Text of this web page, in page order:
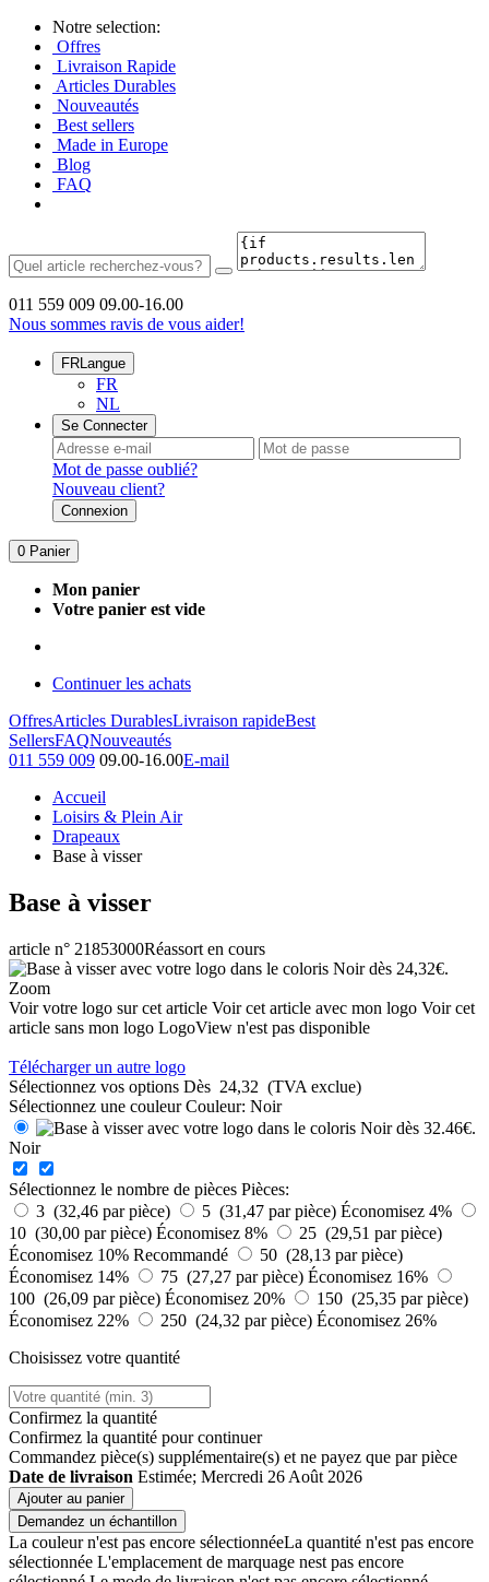
Notre selection:
Offres
Livraison Rapide
Articles Durables
Nouveautés
Best sellers
Made in Europe
Blog
FAQ
011 559 009 09.00-16.00
Nous sommes ravis de vous aider!
FRLangue
FR
NL
Se Connecter
Mot de passe oublié?
Nouveau client?
Connexion
0 Panier
Mon panier
Votre panier est vide
Continuer les achats
OffresArticles DurablesLivraison rapideBest
SellersFAQNouveautés
011 559 009 09.00-16.00E-mail
Accueil
Loisirs & Plein Air
Drapeaux
Base à visser
Base à visser
article n° 21853000Réassort en cours
Zoom
Voir votre logo sur cet article Voir cet article avec mon logo Voir cet
article sans mon logo LogoView n'est pas disponible
Télécharger un autre logo
Sélectionnez vos options Dès 24,32 (TVA exclue)
Sélectionnez une couleur Couleur: Noir
Noir
Sélectionnez le nombre de pièces Pièces:
3 (32,46 par pièce)
5 (31,47 par pièce) Économisez 4%
10 (30,00 par pièce) Économisez 8%
25 (29,51 par pièce)
Économisez 10% Recommandé
50 (28,13 par pièce)
Économisez 14%
75 (27,27 par pièce) Économisez 16%
100 (26,09 par pièce) Économisez 20%
150 (25,35 par pièce)
Économisez 22%
250 (24,32 par pièce) Économisez 26%
Choisissez votre quantité
Confirmez la quantité
Confirmez la quantité pour continuer
Commandez pièce(s) supplémentaire(s) et ne payez que par pièce
Date de livraison Estimée; Mercredi 26 Août 2026
Ajouter au panier
Demandez un échantillon
La couleur n'est pas encore sélectionnéeLa quantité n'est pas encore
sélectionnée L'emplacement de marquage nest pas encore